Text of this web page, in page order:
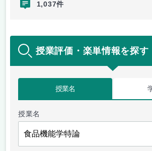
1,037件
授業評価・楽単情報を探す
授業名
授業名